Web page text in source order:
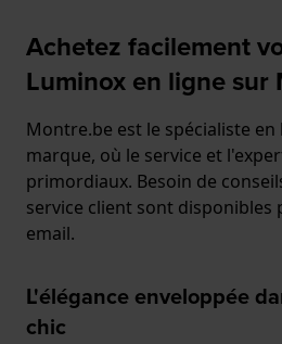
Achetez facilement
Luminox en ligne sur
Montre.be est le spécialiste
marque, où le service et
primordiaux. Besoin de
service client sont disponibles
email.
L'élégance enveloppée
chic